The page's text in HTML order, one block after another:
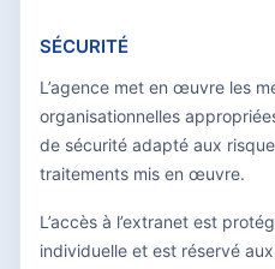
SÉCURITÉ
L’agence met en œuvre les
organisationnelles
de sécurité adapté aux
traitements mis en œuvre.
L’accès à l’extranet est
individuelle et est réservé